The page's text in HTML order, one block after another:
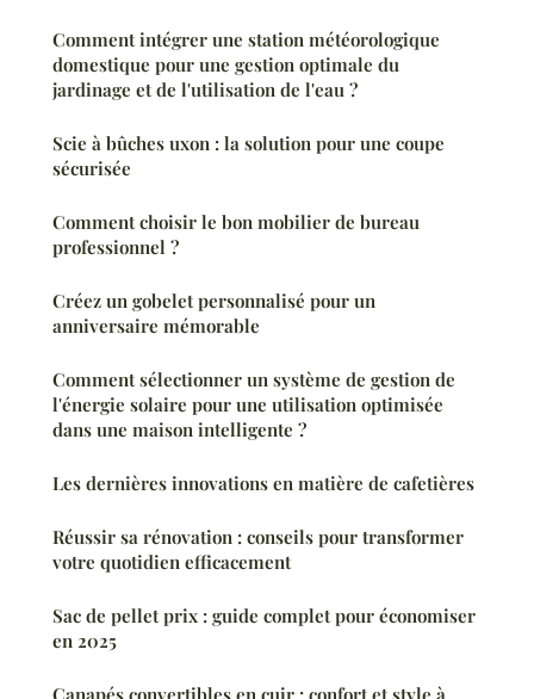
Comment intégrer une station météorologique
domestique pour une gestion optimale du
jardinage et de l'utilisation de l'eau ?
Scie à bûches uxon : la solution pour une coupe
sécurisée
Comment choisir le bon mobilier de bureau
professionnel ?
Créez un gobelet personnalisé pour un
anniversaire mémorable
Comment sélectionner un système de gestion de
l'énergie solaire pour une utilisation optimisée
dans une maison intelligente ?
Les dernières innovations en matière de cafetières
Réussir sa rénovation : conseils pour transformer
votre quotidien efficacement
Sac de pellet prix : guide complet pour économiser
en 2025